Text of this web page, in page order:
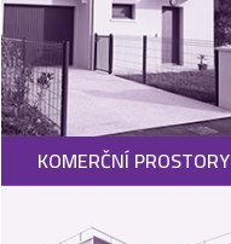
KOMERČNÍ PROSTORY
NABÍDNOUT
NEMOVITOST
POPTAT
NEMOVITOST
VÝKUP